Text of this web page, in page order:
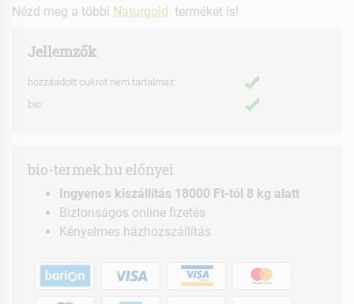
Nézd meg a többi Naturgold terméket is!
Jellemzők
hozzáadott cukrot nem tartalmaz:
bio:
bio-termek.hu előnyei
Ingyenes kiszállítás 18000 Ft-tól 8 kg alatt
Biztonságos online fizetés
Kényelmes házhozszállítás